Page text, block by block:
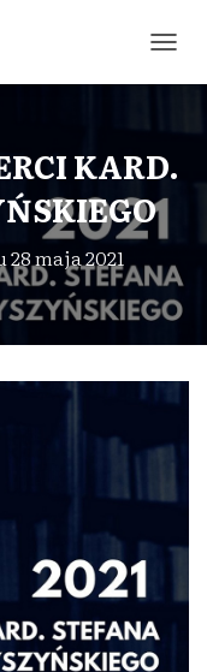
R
Ą
C
N
A
W
I
C
J
KARD.
28 maja 2021